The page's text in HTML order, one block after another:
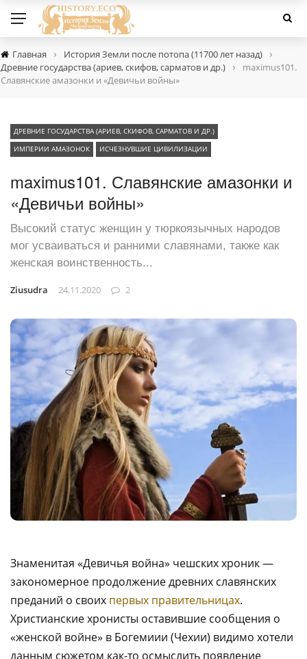
Главная › История Земли после потопа (11700 лет назад) ›
Древние государства (ариев, скифов, сарматов и др.) ›
maximus101.
Славянские амазонки и «Девичьи войны»
ДРЕВНИЕ ГОСУДАРСТВА (АРИЕВ, СКИФОВ, САРМАТОВ И ДР.)
ИМПЕРИИ АМАЗОНОК
ИСЧЕЗНУВШИЕ ЦИВИЛИЗАЦИИ
maximus101. Славянские амазонки и
«Девичьи войны»
Высокий статус женщин у тюркоязычных народов
мог усваиваться и ранними славянами, также как
женская воинственность...
Ziusudra 24.11.2020 2
Знаменитая «Девичья война» чешских хроник —
закономерное продолжение древних славянских
преданий о своих первых правительницах.
Христианские хронисты оставившие сообщения о
«женской войне» в Богемиии (Чехии) видимо хотели
данным сюжетом как-то осмыслить появление